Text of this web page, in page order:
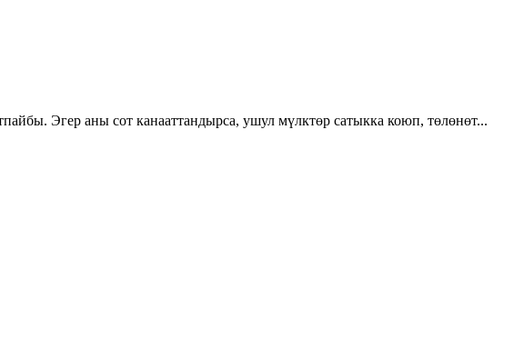
Эгер аны сот канааттандырса, ушул мүлктөр сатыкка коюп, төлөнөт...